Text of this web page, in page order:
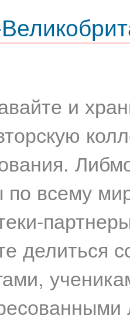
и
по всему
делиться